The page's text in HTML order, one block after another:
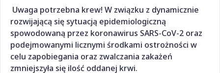
Uwaga potrzebna krew! W związku z dynamicznie
rozwijającą się sytuacją epidemiologiczną
spowodowaną przez koronawirus SARS-CoV-2 oraz
podejmowanymi licznymi środkami ostrożności w
celu zapobiegania oraz zwalczania zakażeń
zmniejszyła się ilość oddanej krwi.